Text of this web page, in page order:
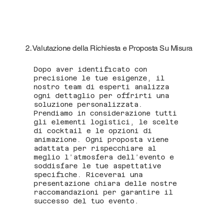
2. Valutazione della Richiesta e Proposta Su Misura
Dopo aver identificato con
precisione le tue esigenze, il
nostro team di esperti analizza
ogni dettaglio per offrirti una
soluzione personalizzata.
Prendiamo in considerazione tutti
gli elementi logistici, le scelte
di cocktail e le opzioni di
animazione. Ogni proposta viene
adattata per rispecchiare al
meglio l’atmosfera dell’evento e
soddisfare le tue aspettative
specifiche. Riceverai una
presentazione chiara delle nostre
raccomandazioni per garantire il
successo del tuo evento.